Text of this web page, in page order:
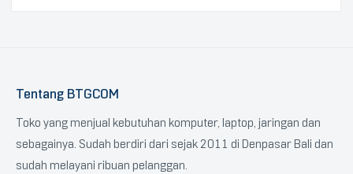
Tentang BTGCOM
Toko yang menjual kebutuhan komputer, laptop, jaringan dan
sebagainya. Sudah berdiri dari sejak 2011 di Denpasar Bali dan
sudah melayani ribuan pelanggan.